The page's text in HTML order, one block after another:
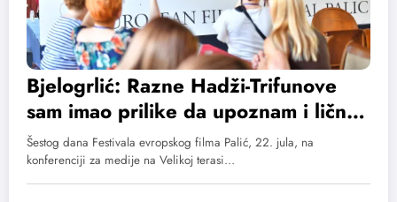
Bjelogrlić: Razne Hadži-Trifunove
sam imao prilike da upoznam i lično,
a nažalost pamtimo ih i iz naše dalje
i bliže istorije
Šestog dana Festivala evropskog filma Palić, 22. jula, na
konferenciji za medije na Velikoj terasi…